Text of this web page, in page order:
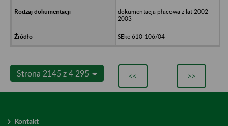
dokumentacja płacowa z lat 2002-
2003
SEke 610-106/04
Strona 2145 z 4 295 << >>
Kontakt